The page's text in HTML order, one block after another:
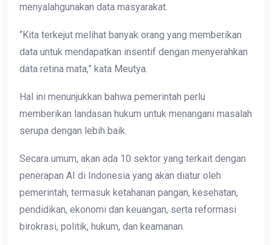
menyalahgunakan data masyarakat.
“Kita terkejut melihat banyak orang yang memberikan
data untuk mendapatkan insentif dengan menyerahkan
data retina mata,” kata Meutya.
Hal ini menunjukkan bahwa pemerintah perlu
memberikan landasan hukum untuk menangani masalah
serupa dengan lebih baik.
Secara umum, akan ada 10 sektor yang terkait dengan
penerapan AI di Indonesia yang akan diatur oleh
pemerintah, termasuk ketahanan pangan, kesehatan,
pendidikan, ekonomi dan keuangan, serta reformasi
birokrasi, politik, hukum, dan keamanan.